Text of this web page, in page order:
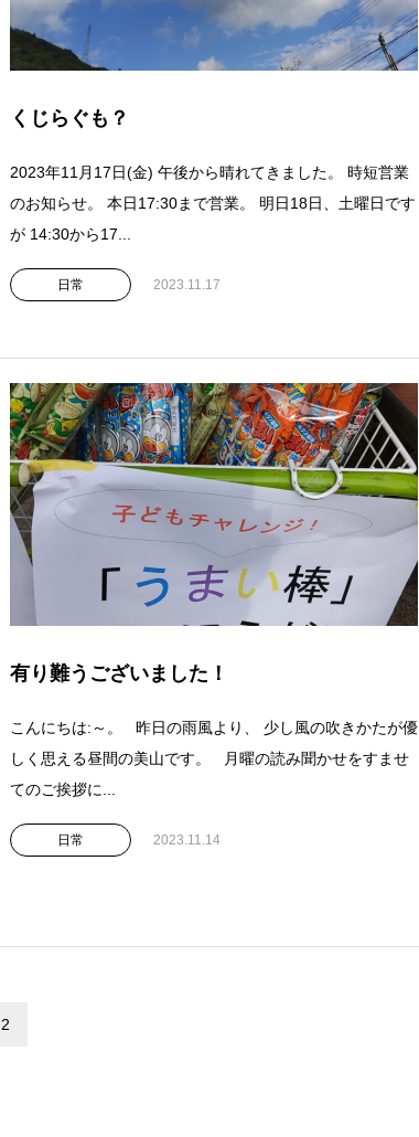
くじらぐも？
2023年11月17日(金) 午後から晴れてきました。 時短営業
のお知らせ。 本日17:30まで営業。 明日18日、土曜日です
が 14:30から17...
日常 2023.11.17
有り難うございました！
こんにちは:～。 昨日の雨風より、 少し風の吹きかたが優
しく思える昼間の美山です。 月曜の読み聞かせをすませ
てのご挨拶に...
日常 2023.11.14
2